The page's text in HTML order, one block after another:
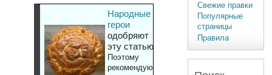
Народные
герои
одобряют
эту статью
Поэтому
рекомендуют
Свежие правки
Популярные
страницы
Правила